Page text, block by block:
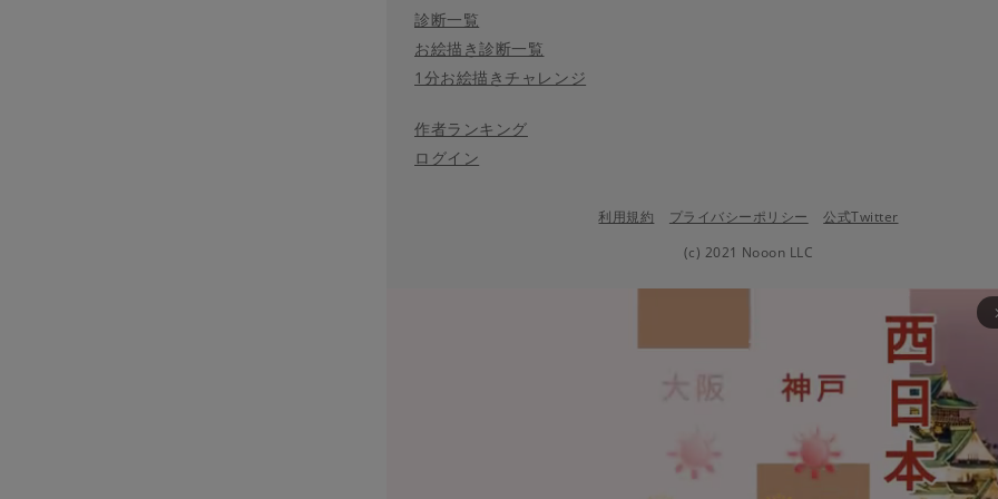
診断一覧
お絵描き診断一覧
1分お絵描きチャレンジ
作者ランキング
ログイン
利用規約 プライバシーポリシー
公式Twitter
(c) 2021 Nooon LLC